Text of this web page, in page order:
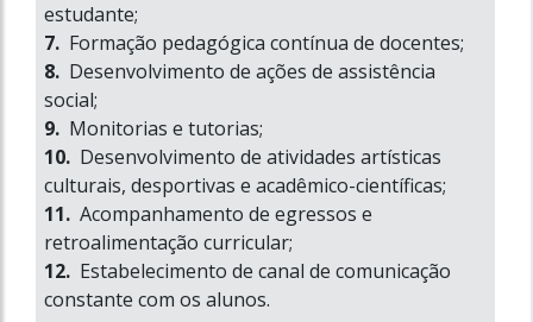
estudante;
7. Formação pedagógica contínua de docentes;
8. Desenvolvimento de ações de assistência
social;
9. Monitorias e tutorias;
10. Desenvolvimento de atividades artísticas
culturais, desportivas e acadêmico-científicas;
11. Acompanhamento de egressos e
retroalimentação curricular;
12. Estabelecimento de canal de comunicação
constante com os alunos.